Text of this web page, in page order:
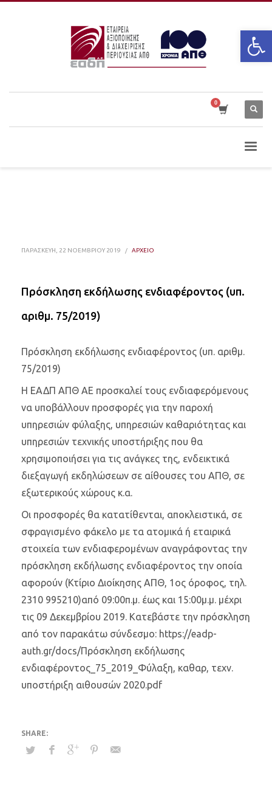
ΠΑΡΑΣΚΕΥΉ, 22 ΝΟΕΜΒΡΊΟΥ 2019 / ΑΡΧΕΙΟ
Πρόσκληση εκδήλωσης ενδιαφέροντος (υπ.
αριθμ. 75/2019)
Πρόσκληση εκδήλωσης ενδιαφέροντος (υπ. αριθμ.
75/2019)
Η ΕΑΔΠ ΑΠΘ ΑΕ προσκαλεί τους ενδιαφερόμενους
να υποβάλλουν προσφορές για την παροχή
υπηρεσιών φύλαξης, υπηρεσιών καθαριότητας και
υπηρεσιών τεχνικής υποστήριξης που θα
χρησιμοποιήσει για τις ανάγκες της, ενδεικτικά
διεξαγωγή εκδηλώσεων σε αίθουσες του ΑΠΘ, σε
εξωτερικούς χώρους κ.α.
Οι προσφορές θα κατατίθενται, αποκλειστικά, σε
σφραγισμένο φάκελο με τα ατομικά ή εταιρικά
στοιχεία των ενδιαφερομένων αναγράφοντας την
πρόσκληση εκδήλωσης ενδιαφέροντος την οποία
αφορούν (Κτίριο Διοίκησης ΑΠΘ, 1ος όροφος, τηλ.
2310 995210)από 09:00π.μ. έως και 15:00μ.μ. μέχρι
τις 09 Δεκεμβρίου 2019. Κατεβάστε την πρόσκληση
από τον παρακάτω σύνδεσμο: https://eadp-
auth.gr/docs/Πρόσκληση εκδήλωσης
ενδιαφέροντος_75_2019_Φύλαξη, καθαρ, τεχν.
υποστήριξη αιθουσών 2020.pdf